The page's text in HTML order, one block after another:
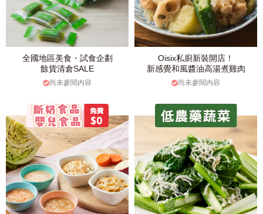
全國地區美食・試食企劃
餘貨清倉SALE
尚未參閱內容
Oisix私廚新裝開店！
新感覺和風醬油高湯煮雞肉
尚未參閱內容